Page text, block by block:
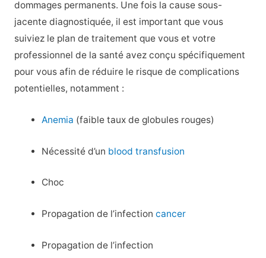
dommages permanents. Une fois la cause sous-
jacente diagnostiquée, il est important que vous
suiviez le plan de traitement que vous et votre
professionnel de la santé avez conçu spécifiquement
pour vous afin de réduire le risque de complications
potentielles, notamment :
Anemia (faible taux de globules rouges)
Nécessité d’un blood transfusion
Choc
Propagation de l’infectioncancer
Propagation de l’infection